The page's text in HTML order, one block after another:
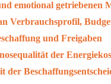
emotional getriebenen
Verbrauchsprofil,
und Freigaben
der
der